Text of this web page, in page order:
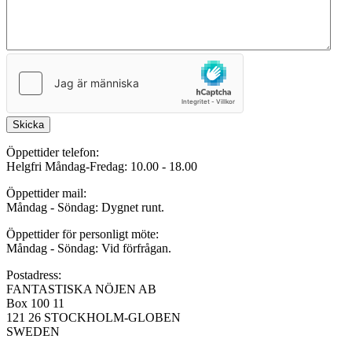
Skicka
Öppettider telefon:
Helgfri Måndag-Fredag: 10.00 - 18.00
Öppettider mail:
Måndag - Söndag: Dygnet runt.
Öppettider för personligt möte:
Måndag - Söndag: Vid förfrågan.
Postadress:
FANTASTISKA NÖJEN AB
Box 100 11
121 26 STOCKHOLM-GLOBEN
SWEDEN